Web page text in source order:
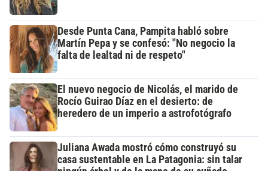
Desde Punta Cana, Pampita habló sobre
Martín Pepa y se confesó: "No negocio la
falta de lealtad ni de respeto"
El nuevo negocio de Nicolás, el marido de
Rocío Guirao Díaz en el desierto: de
heredero de un imperio a astrofotógrafo
Juliana Awada mostró cómo construyó su
casa sustentable en La Patagonia: sin talar